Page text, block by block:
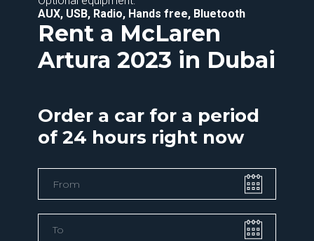
AUX, USB, Radio, Hands free, Bluetooth
Rent a McLaren
Artura 2023 in Dubai
Order a car for a period
of 24 hours right now